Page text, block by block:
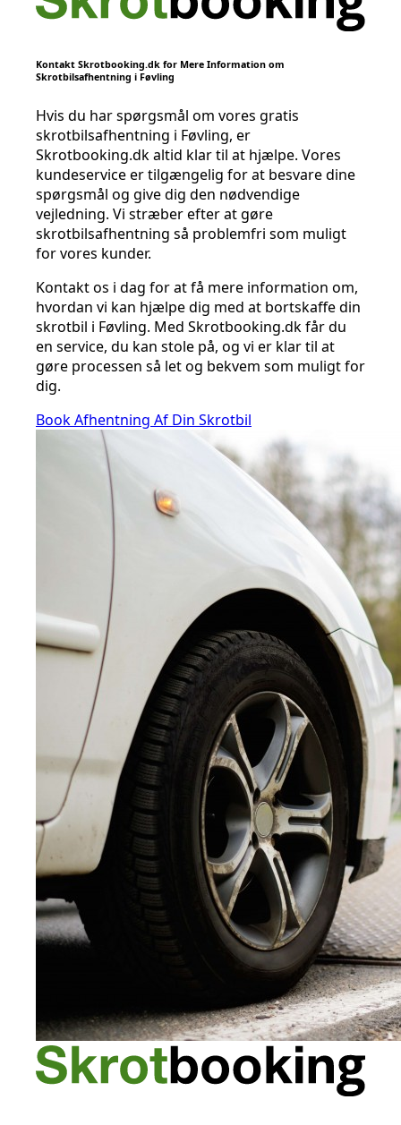
Kontakt Skrotbooking.dk for Mere Information om
Skrotbilsafhentning i Føvling
Hvis du har spørgsmål om vores gratis
skrotbilsafhentning i Føvling, er
Skrotbooking.dk altid klar til at hjælpe. Vores
kundeservice er tilgængelig for at besvare dine
spørgsmål og give dig den nødvendige
vejledning. Vi stræber efter at gøre
skrotbilsafhentning så problemfri som muligt
for vores kunder.
Kontakt os i dag for at få mere information om,
hvordan vi kan hjælpe dig med at bortskaffe din
skrotbil i Føvling. Med Skrotbooking.dk får du
en service, du kan stole på, og vi er klar til at
gøre processen så let og bekvem som muligt for
dig.
Book Afhentning Af Din Skrotbil